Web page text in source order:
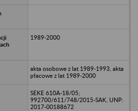
1989-2000
akta osobowe z lat 1989-1993, akta
płacowe z lat 1989-2000
SEKE 610A-18/05;
992700/611/748/2015-SAK, UNP:
2017-00188672